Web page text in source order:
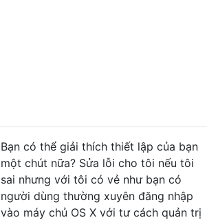
Bạn có thể giải thích thiết lập của bạn
một chút nữa? Sửa lỗi cho tôi nếu tôi
sai nhưng với tôi có vẻ như bạn có
người dùng thường xuyên đăng nhập
vào máy chủ OS X với tư cách quản trị